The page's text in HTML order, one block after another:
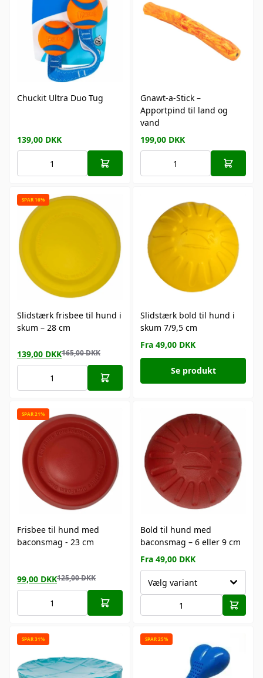
Chuckit Ultra Duo Tug
139,00 DKK
Gnawt-a-Stick –
Apportpind til land og
vand
199,00 DKK
SPAR 16%
Slidstærk frisbee til hund i
skum – 28 cm
139,00 DKK165,00DKK
Slidstærk bold til hund i
skum 7/9,5 cm
Fra 49,00 DKK
Se produkt
SPAR 21%
Frisbee til hund med
baconsmag - 23 cm
99,00 DKK125,00DKK
Bold til hund med
baconsmag – 6 eller 9 cm
Fra 49,00 DKK
Vælg variant
SPAR 31% SPAR 25%